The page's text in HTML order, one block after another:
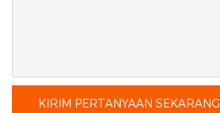
KIRIM PERTANYAAN SEKARANG